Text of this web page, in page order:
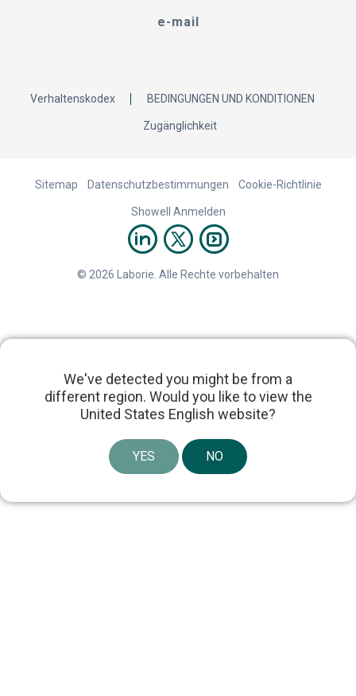
e-mail
Verhaltenskodex BEDINGUNGEN UND KONDITIONEN
Zugänglichkeit
Sitemap Datenschutzbestimmungen Cookie-Richtlinie
Showell Anmelden
© 2026 Laborie. Alle Rechte vorbehalten
We've detected you might be from a
different region. Would you like to view the
United States English website?
YES NO